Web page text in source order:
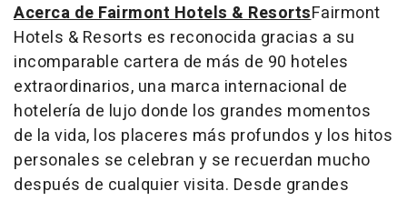
Acerca de Fairmont Hotels & ResortsFairmont
Hotels & Resorts es reconocida gracias a su
incomparable cartera de más de 90 hoteles
extraordinarios, una marca internacional de
hotelería de lujo donde los grandes momentos
de la vida, los placeres más profundos y los hitos
personales se celebran y se recuerdan mucho
después de cualquier visita. Desde grandes